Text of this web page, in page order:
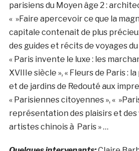
parisiens du Moyen âge 2 :
« »Faire apercevoir ce que la
capitale contenait de plus
des guides et récits de voyages du
« Paris invente le luxe : les
XVIIIe siècle », « Fleurs de Paris :
et de jardins de Redouté aux
« Parisiennes citoyennes », «
représentation des plaisirs et des
artistes chinois à Paris » …